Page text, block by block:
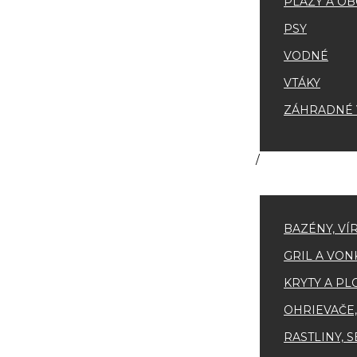
PSY
VODNÉ
VTÁKY
ZÁHRADNÉ
BAZÉNY,
GRIL A
KRYTY A
RASTLINY,